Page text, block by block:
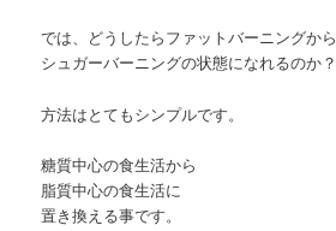
では、どうしたらファットバーニングから
シュガーバーニングの状態になれるのか？
方法はとてもシンプルです。
糖質中心の食生活から
脂質中心の食生活に
置き換える事です。